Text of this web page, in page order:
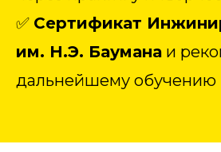
✅ Сертификат
им. Н.Э. Баумана и
дальнейшему обучению